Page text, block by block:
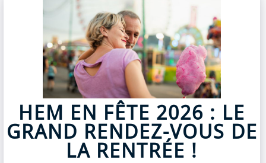
HEM EN FÊTE 2026 : LE
GRAND RENDEZ-VOUS DE
LA RENTRÉE !